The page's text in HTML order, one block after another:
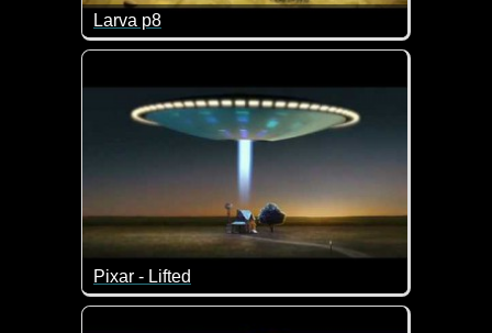
Larva p8
Zwei richtig nette Kurzfilme von Larva. Sinnfrei,
Pixar - Lifted
Sensationelles Filmchen von Pixar. Ich glaube,